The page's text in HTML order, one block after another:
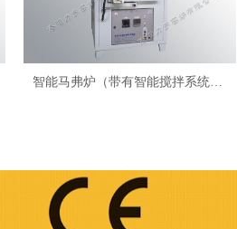
智能马弗炉（带有智能搅拌系统）LYL-FANM